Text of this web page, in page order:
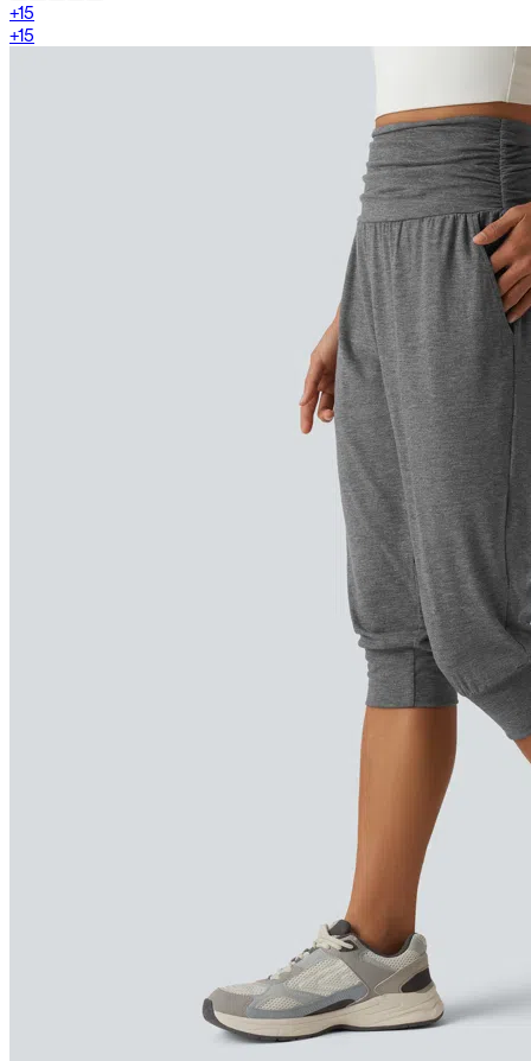
+15
+15